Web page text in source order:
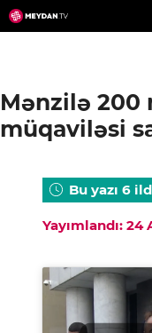
Skip
to
Mənzilə 200
müqaviləsi
Bu yazı 6
Yayımlandı: 24